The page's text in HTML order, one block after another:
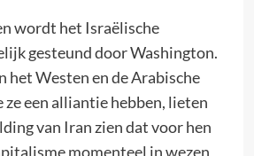
wordt het Israëlische
gesteund door Washington.
het Westen en de Arabische
ze een alliantie hebben, lieten
van Iran zien dat voor hen
momenteel in wezen